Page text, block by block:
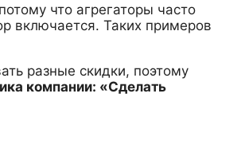
что агрегаторы часто
включается. Таких примеров
разные скидки, поэтому
компании: «Сделать